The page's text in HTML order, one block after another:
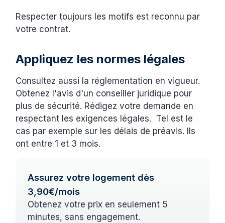
Respecter toujours les motifs est reconnu par
votre contrat.
Appliquez les normes légales
Consultez aussi la réglementation en vigueur.
Obtenez l'avis d'un conseiller juridique pour
plus de sécurité. Rédigez votre demande en
respectant les exigences légales. Tel est le
cas par exemple sur les délais de préavis. Ils
ont entre 1 et 3 mois.
Assurez votre logement dès
3,90€/mois
Obtenez votre prix en seulement 5
minutes, sans engagement.